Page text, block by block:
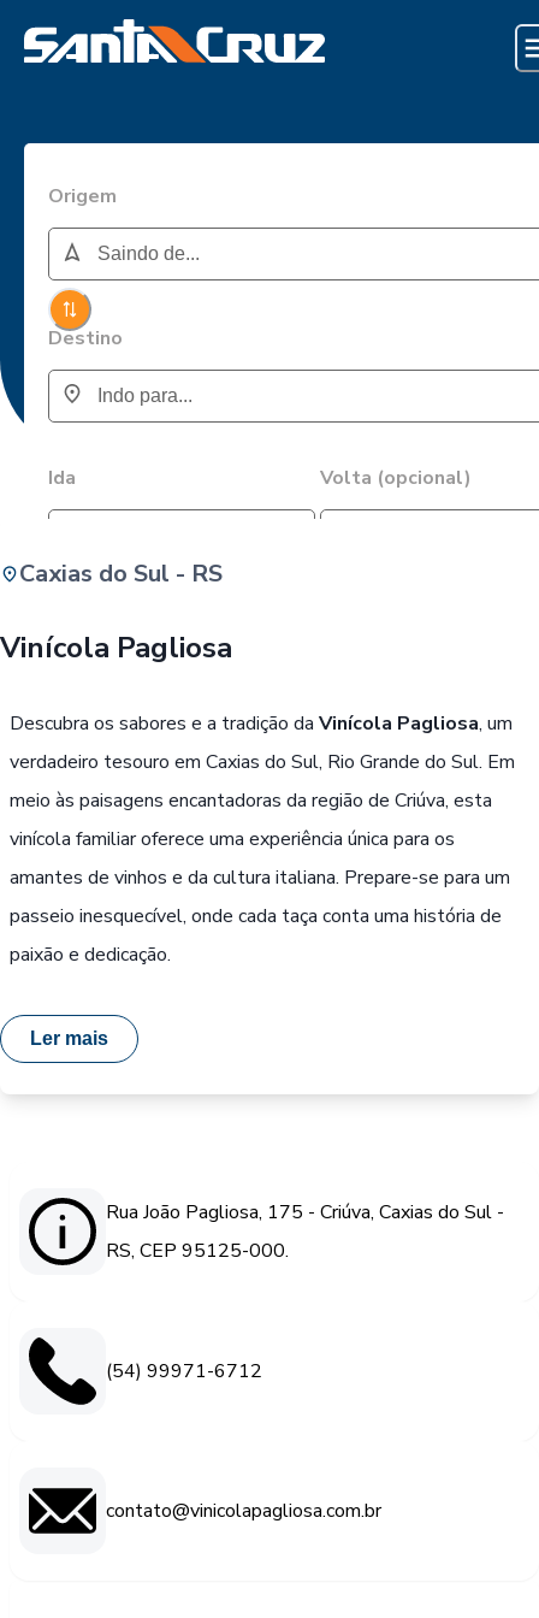
Origem
Destino
Ida Volta (opcional)
Caxias do Sul - RS
Vinícola Pagliosa
Descubra os sabores e a tradição da Vinícola Pagliosa, um
verdadeiro tesouro em Caxias do Sul, Rio Grande do Sul. Em
meio às paisagens encantadoras da região de Criúva, esta
vinícola familiar oferece uma experiência única para os
amantes de vinhos e da cultura italiana. Prepare-se para um
passeio inesquecível, onde cada taça conta uma história de
paixão e dedicação.
Ler mais
Rua João Pagliosa, 175 - Criúva, Caxias do Sul -
RS, CEP 95125-000.
(54) 99971-6712
contato@vinicolapagliosa.com.br